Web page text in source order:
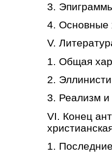
3.
4. Основные
V.
1. Общая
2.
3. Реализм и
VI. Конец
1.